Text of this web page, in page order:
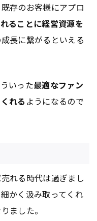
存のお客様にアプロ
ることに経営資源を
長に繋がるといえる
いった最適なファン
れる ようになるので
れる時代は過ぎまし
かく汲み取ってくれ
ました。